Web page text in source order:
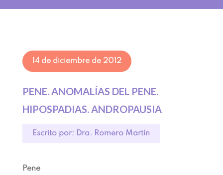
14 de diciembre de 2012
PENE. ANOMALÍAS DEL PENE.
HIPOSPADIAS. ANDROPAUSIA
Escrito por: Dra. Romero Martín
Pene